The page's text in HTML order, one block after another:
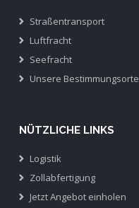
Straßentransport
Luftfracht
Seefracht
Unsere Bestimmungsorte
NÜTZLICHE LINKS
Logistik
Zollabfertigung
Jetzt Angebot einholen